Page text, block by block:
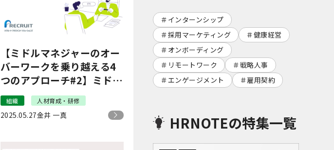
【ミドルマネジャーのオー
バーワークを乗り越える4
つのアプローチ#2】ミドル
マネジャーのオーバーワー
クの背景｜リクルートマネ
ジメントソリューションズ
組織 人材育成・研修
2025.05.27金井 一真
インターンシップ
採用マーケティング
健康経営
オンボーディング
リモートワーク
戦略人事
エンゲージメント
雇用契約
HRNOTEの特集一覧